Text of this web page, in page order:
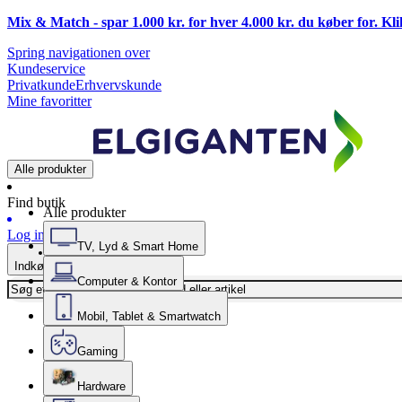
Mix & Match - spar 1.000 kr. for hver 4.000 kr. du køber for.
Spring navigationen over
Kundeservice
PrivatkundeErhvervskunde
Mine favoritter
Alle produkter
Find butik
Log ind
Indkøbskurv
Alle produkter
TV, Lyd & Smart Home
Computer & Kontor
Mobil, Tablet & Smartwatch
Gaming
Hardware